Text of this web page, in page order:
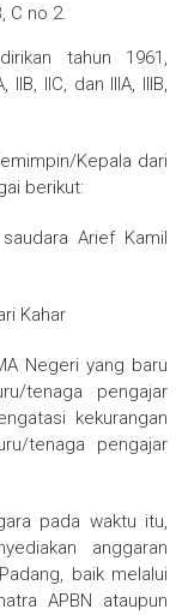
C no 2.
tahun 1961,
IIC, dan IIIA, IIIB,
Kepala dari
berikut:
Arief Kamil
Kahar
Negeri yang baru
tenaga pengajar
kekurangan
tenaga pengajar
pada waktu itu,
anggaran
baik melalui
APBN ataupun